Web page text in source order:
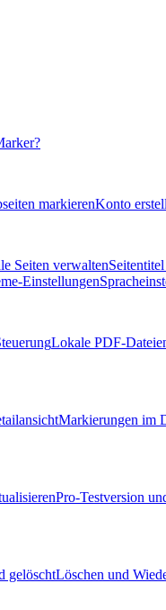
markierenKonto
Seiten verwalten
Einstellungen
Lokale PDF-
Markierungen im
Pro-Testversion
gelöschtLöschen und